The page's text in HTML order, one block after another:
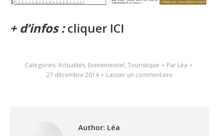
+ d’infos : cliquer ICI
Categories: Actualités, Evenementiel, Touristique Par Léa
27 décembre 2014
Laisser un commentaire
Author: Léa